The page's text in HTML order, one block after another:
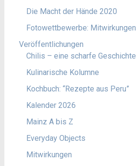
Die Macht der Hände 2020
Fotowettbewerbe: Mitwirkungen
Veröffentlichungen
Chilis – eine scharfe Geschichte
Kulinarische Kolumne
Kochbuch: “Rezepte aus Peru”
Kalender 2026
Mainz A bis Z
Everyday Objects
Mitwirkungen